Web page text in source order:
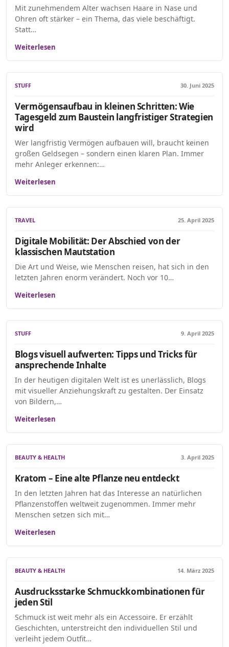
Mit zunehmendem Alter wachsen Haare in Nase und
Ohren oft stärker – ein Thema, das viele beschäftigt.
Statt…
Weiterlesen
STUFF 30. Juni 2025
Vermögensaufbau in kleinen Schritten: Wie
Tagesgeld zum Baustein langfristiger Strategien
wird
Wer langfristig Vermögen aufbauen will, braucht keinen
großen Geldsegen – sondern einen klaren Plan. Immer
mehr Anleger erkennen:…
Weiterlesen
TRAVEL 25. April 2025
Digitale Mobilität: Der Abschied von der
klassischen Mautstation
Die Art und Weise, wie Menschen reisen, hat sich in den
letzten Jahren enorm verändert. Noch vor 10…
Weiterlesen
STUFF 9. April 2025
Blogs visuell aufwerten: Tipps und Tricks für
ansprechende Inhalte
In der heutigen digitalen Welt ist es unerlässlich, Blogs
mit visueller Anziehungskraft zu gestalten. Der Einsatz
von Bildern,…
Weiterlesen
BEAUTY & HEALTH 3. April 2025
Kratom – Eine alte Pflanze neu entdeckt
In den letzten Jahren hat das Interesse an natürlichen
Pflanzenstoffen weltweit zugenommen. Immer mehr
Menschen setzen sich mit…
Weiterlesen
BEAUTY & HEALTH 14. März 2025
Ausdrucksstarke Schmuckkombinationen für
jeden Stil
Schmuck ist weit mehr als ein Accessoire. Er erzählt
Geschichten, unterstreicht den individuellen Stil und
verleiht jedem Outfit…